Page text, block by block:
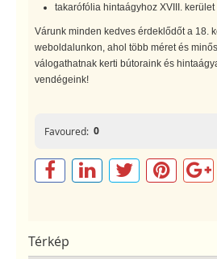
takarófólia hintaágyhoz XVIII. kerület
Várunk minden kedves érdeklődőt a 18.
weboldalunkon, ahol több méret és
válogathatnak kerti bútoraink és
vendégeink!
Favoured: 0
Térkép